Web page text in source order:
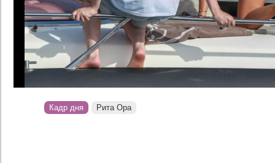
Кадр дня Рита Ора